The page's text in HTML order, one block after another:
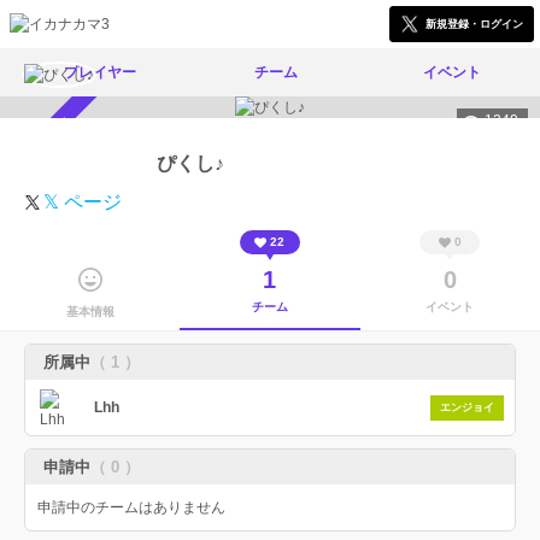
新規登録・ログイン
プレイヤー チーム イベント
1249
ぴくし♪
𝕏 ページ
基本情報
22
1
チーム
0
0
イベント
所属中 （ 1 ）
Lhh エンジョイ
申請中 （ 0 ）
申請中のチームはありません